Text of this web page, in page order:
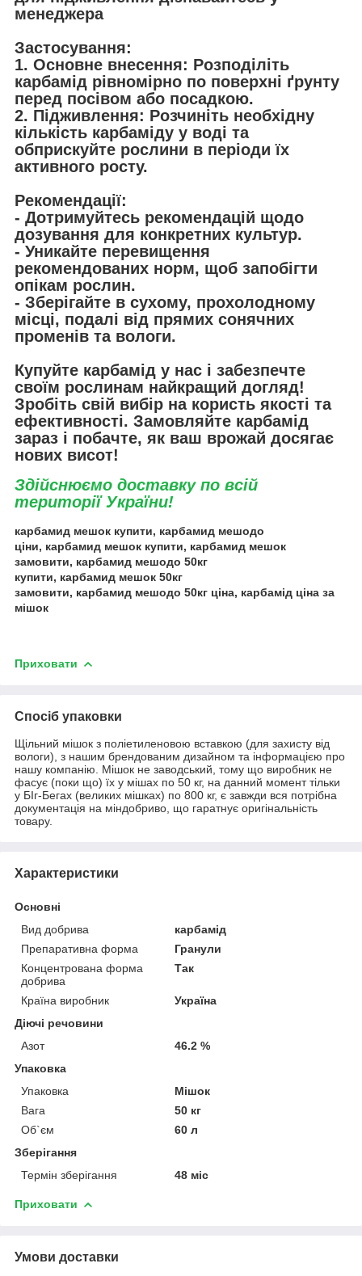
менеджера
Застосування:
1. Основне внесення: Розподіліть
карбамід рівномірно по поверхні ґрунту
перед посівом або посадкою.
2. Підживлення: Розчиніть необхідну
кількість карбаміду у воді та
обприскуйте рослини в періоди їх
активного росту.
Рекомендації:
- Дотримуйтесь рекомендацій щодо
дозування для конкретних культур.
- Уникайте перевищення
рекомендованих норм, щоб запобігти
опікам рослин.
- Зберігайте в сухому, прохолодному
місці, подалі від прямих сонячних
променів та вологи.
Купуйте карбамід у нас і забезпечте
своїм рослинам найкращий догляд!
Зробіть свій вибір на користь якості та
ефективності. Замовляйте карбамід
зараз і побачте, як ваш врожай досягає
нових висот!
Здійснюємо доставку по всій
території України!
карбамид мешок купити, карбамид мешодо
ціни, карбамид мешок купити, карбамид мешок
замовити, карбамид мешодо 50кг
купити, карбамид мешок 50кг
замовити, карбамид мешодо 50кг ціна, карбамід ціна за
мішок
Приховати
Спосіб упаковки
Щільний мішок з поліетиленовою вставкою (для захисту від
вологи), з нашим брендованим дизайном та інформацією про
нашу компанію. Мішок не заводський, тому що виробник не
фасує (поки що) їх у мішах по 50 кг, на данний момент тільки
у БІг-Бегах (великих мішках) по 800 кг, є завжди вся потрібна
документація на міндобриво, що гаратнує оригінальність
товару.
Характеристики
Основні
Вид добрива
карбамід
Препаративна форма
Гранули
Концентрована форма
добрива
Так
Країна виробник
Україна
Діючі речовини
Азот
46.2 %
Упаковка
Упаковка
Мішок
Вага
50 кг
Об`єм
60 л
Зберігання
Термін зберігання
48 міс
Приховати
Умови доставки